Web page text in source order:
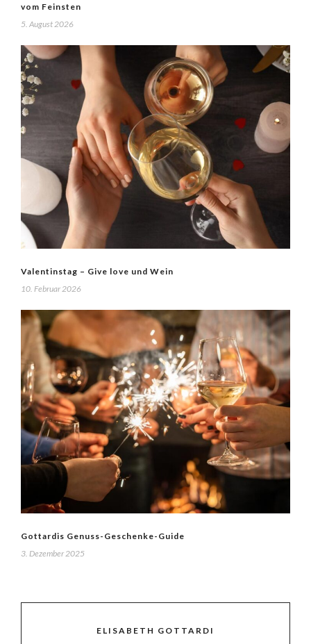
vom Feinsten
5. August 2026
Valentinstag – Give love und Wein
10. Februar 2026
Gottardis Genuss-Geschenke-Guide
3. Dezember 2025
ELISABETH GOTTARDI